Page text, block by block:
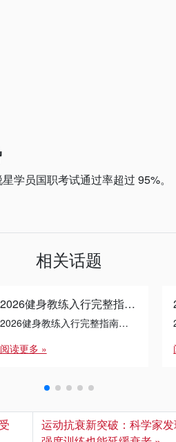
学员国职考试通过率超过 95%。
相关话题
2026健身教练入行完整指南：从零基础到高薪就业的职业规划
2026健身教练入行完整指南：从零基础到高薪就业的职业规划
阅读更多 »
运动抗衰新突破：科学家